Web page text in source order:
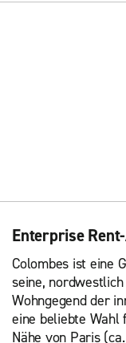
Enterprise
Colombes ist eine
seine,
Wohngegend der
eine beliebte Wahl
Nähe von Paris